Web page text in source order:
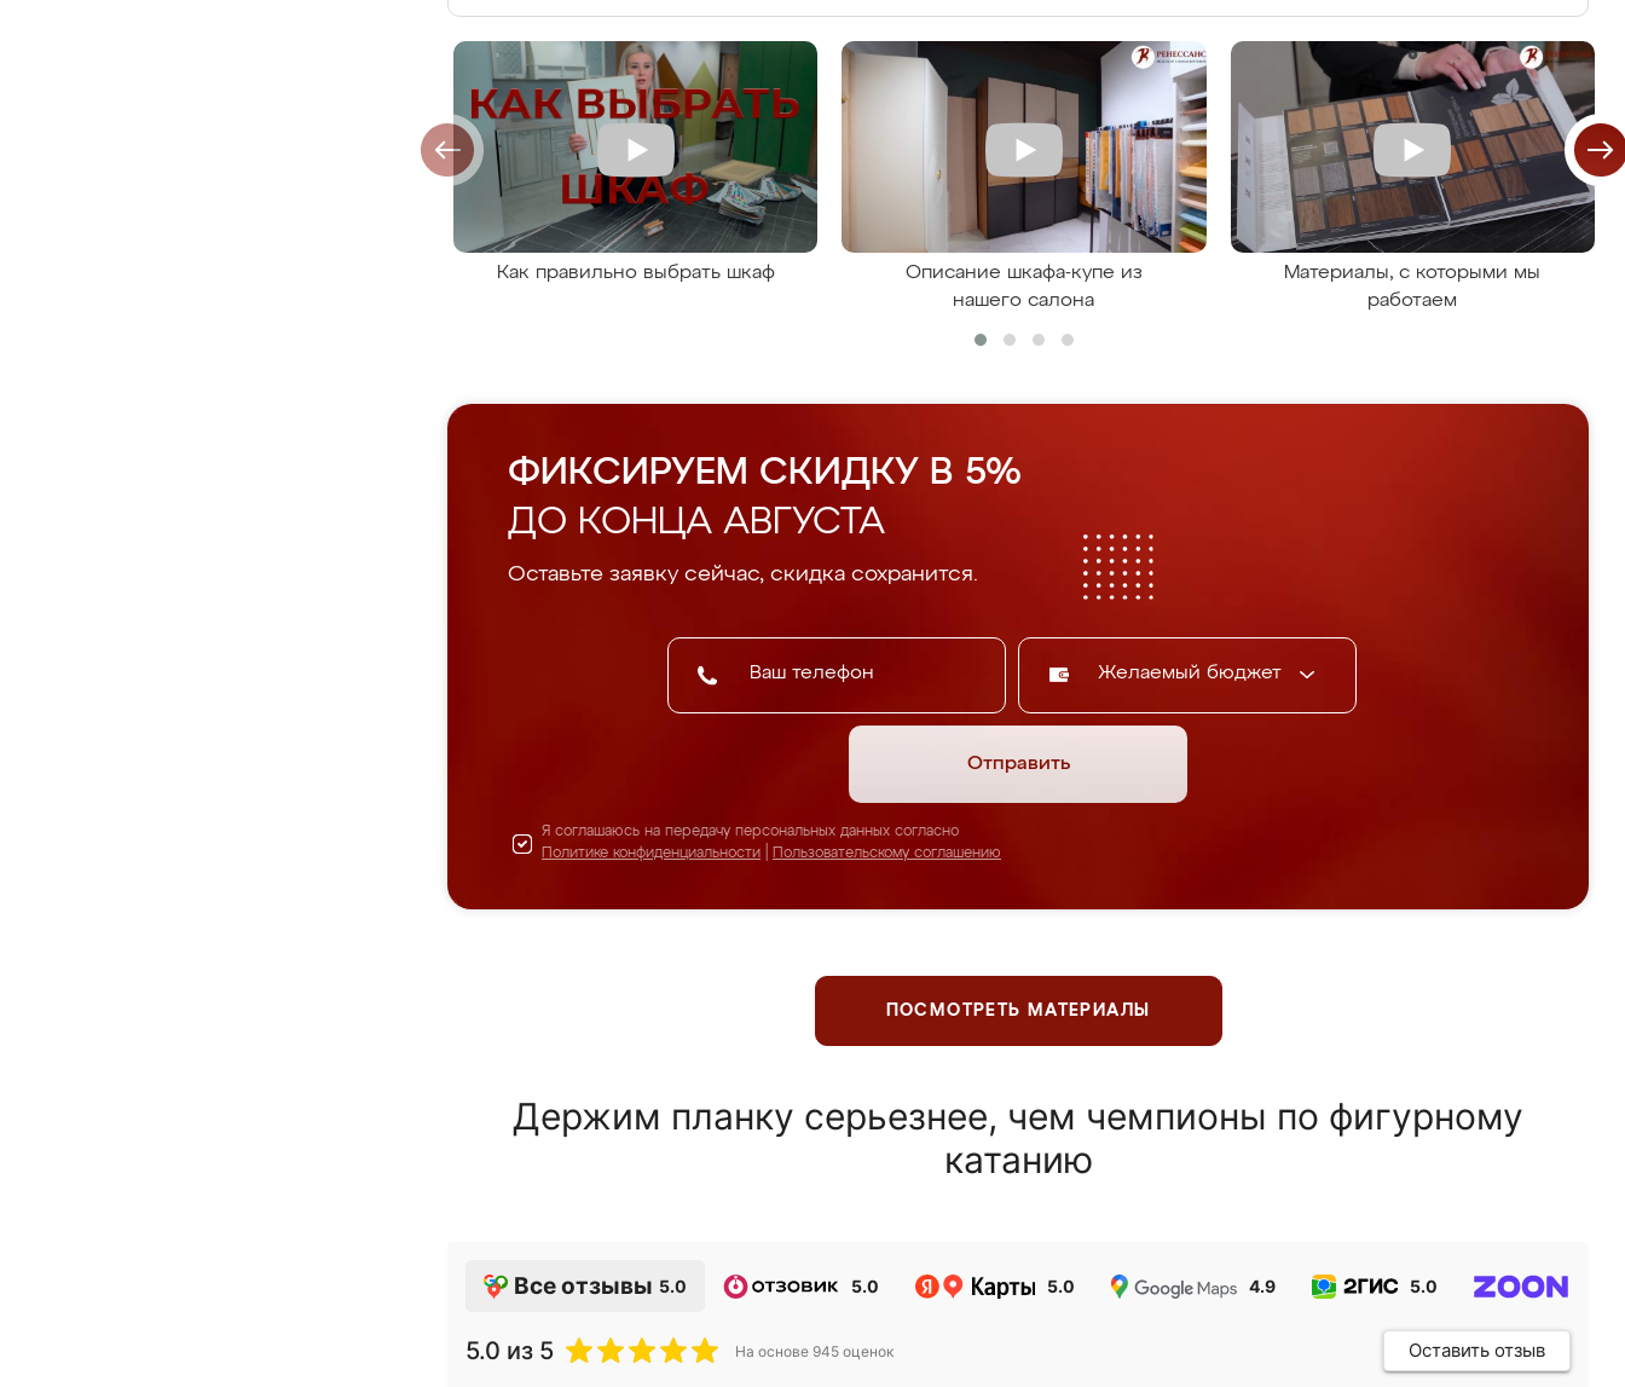
Как правильно выбрать шкаф
Описание шкафа-купе из
нашего салона
Материалы, с которыми мы
работаем
ФИКСИРУЕМ СКИДКУ В 5%
ДО КОНЦА АВГУСТА
Оставьте заявку сейчас, скидка сохранится.
Желаемый бюджет
Отправить
Я соглашаюсь на передачу персональных данных согласно
Политике конфиденциальности
Пользовательскому соглашению
ПОСМОТРЕТЬ МАТЕРИАЛЫ
Держим планку серьезнее, чем чемпионы по фигурному
катанию
Все отзывы 5.0 5.0 5.0 4.9 5.0
5.0 из 5 На основе 945 оценок Оставить отзыв